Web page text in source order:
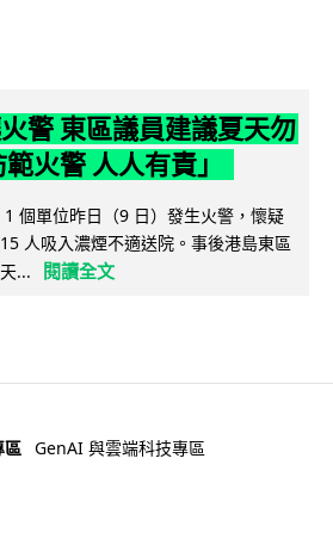
警 東區議員建議夏天勿
火警 人人有責」
個單位昨日（9 日）發生火警，懷疑
人吸入濃煙不適送院。事後港島東區
...
閱讀全文
區 GenAI 與雲端科技專區